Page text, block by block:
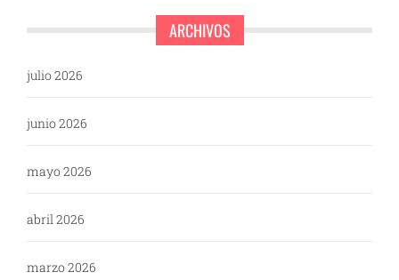
ARCHIVOS
julio 2026
junio 2026
mayo 2026
abril 2026
marzo 2026